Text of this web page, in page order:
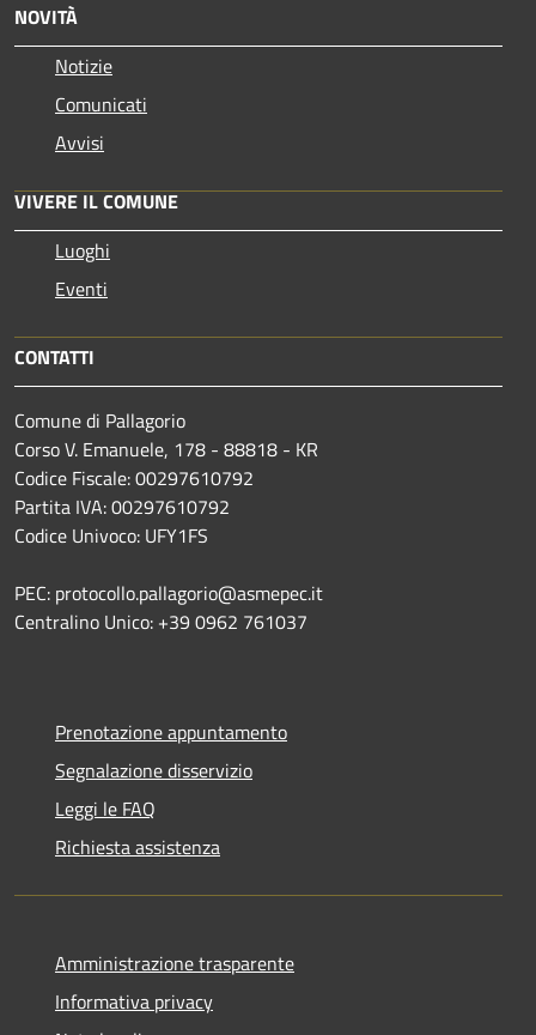
NOVITÀ
Notizie
Comunicati
Avvisi
VIVERE IL COMUNE
Luoghi
Eventi
CONTATTI
Comune di Pallagorio
Corso V. Emanuele, 178 - 88818 - KR
Codice Fiscale: 00297610792
Partita IVA: 00297610792
Codice Univoco: UFY1FS
PEC: protocollo.pallagorio@asmepec.it
Centralino Unico: +39 0962 761037
Prenotazione appuntamento
Segnalazione disservizio
Leggi le FAQ
Richiesta assistenza
Amministrazione trasparente
Informativa privacy